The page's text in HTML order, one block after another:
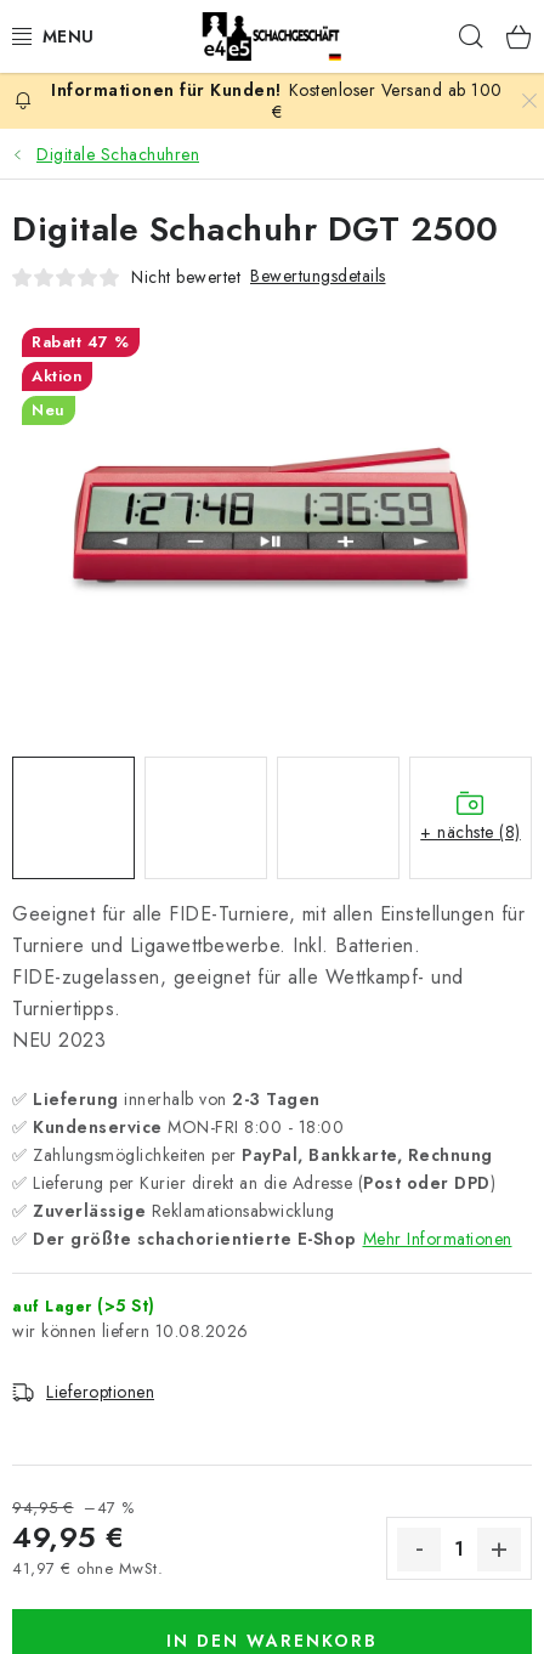
Inhalt
AKTION
SCHACHSPIELE
SCHACHFIGUREN
SCHACHBRETTER
SCHACHUHREN
SCHACHBÜCHER
SCHACH-ANTIQUITÄTENLADEN
SCHACH ONLINE
Geschäftsbedingungen
Kostenloser Versand ab 100
€
Digitale Schachuhren
Geeignet für alle FIDE-Turniere, mit allen Einstellungen für
Turniere und Ligawettbewerbe. Inkl. Batterien.
FIDE-zugelassen, geeignet für alle Wettkampf- und
Turniertipps.
NEU 2023
✅ Lieferung innerhalb von 2-3 Tagen
✅ Kundenservice MON-FRI 8:00 - 18:00
✅ Zahlungsmöglichkeiten per PayPal, Bankkarte, Rechnung
✅ Lieferung per Kurier direkt an die Adresse (Post oder DPD)
✅ Zuverlässige Reklamationsabwicklung
✅ Der größte schachorientierte E-Shop Mehr Informationen
auf Lager (>5 St)
10.08.2026
Lieferoptionen
94,95 € –47 %
49,95 €
41,97 € ohne MwSt.
IN DEN WARENKORB
Digitale Schachuhr DGT 2500
Nicht bewertet Bewertungsdetails
47 %
Aktion
Neu
+ nächste (8)